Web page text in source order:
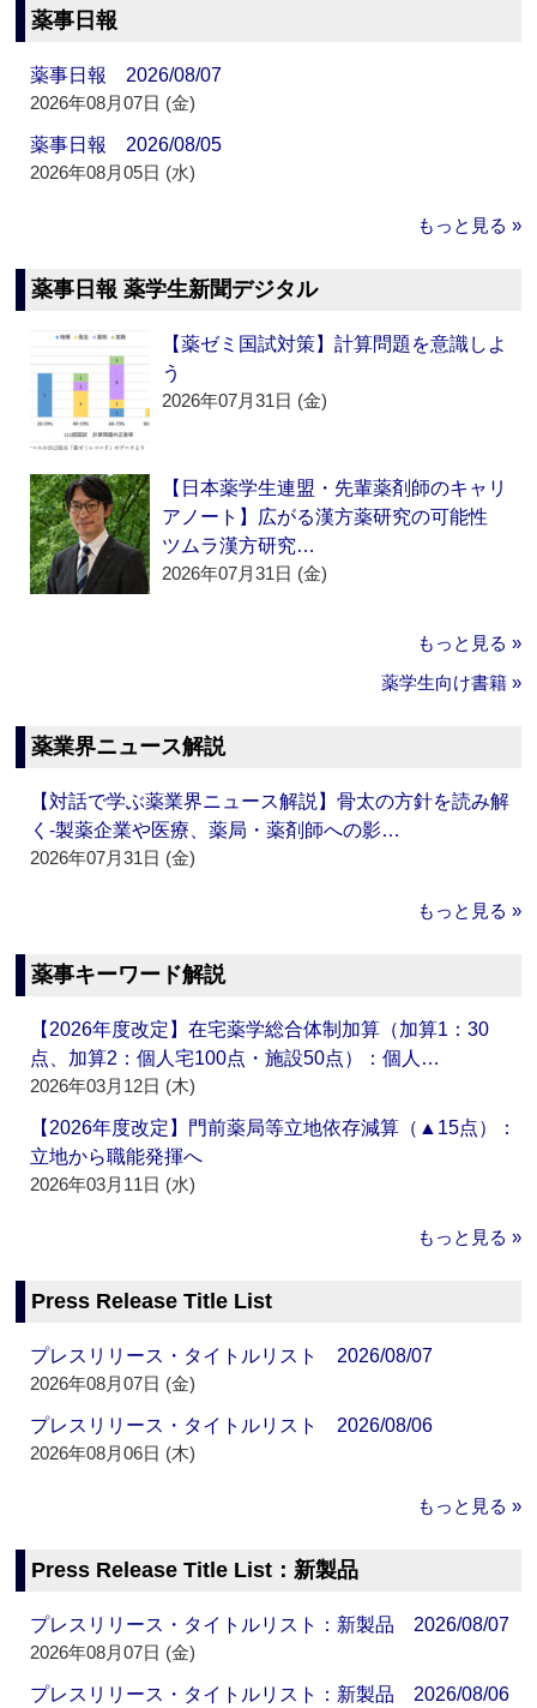
薬事日報
薬事日報 2026/08/07
2026年08月07日 (金)
薬事日報 2026/08/05
2026年08月05日 (水)
もっと見る »
薬事日報 薬学生新聞デジタル
【薬ゼミ国試対策】計算問題を意識しよ
う
2026年07月31日 (金)
【日本薬学生連盟・先輩薬剤師のキャリ
アノート】広がる漢方薬研究の可能性
ツムラ漢方研究…
2026年07月31日 (金)
もっと見る »
薬学生向け書籍 »
薬業界ニュース解説
【対話で学ぶ薬業界ニュース解説】骨太の方針を読み解
く‐製薬企業や医療、薬局・薬剤師への影…
2026年07月31日 (金)
もっと見る »
薬事キーワード解説
【2026年度改定】在宅薬学総合体制加算（加算1：30
点、加算2：個人宅100点・施設50点）：個人…
2026年03月12日 (木)
【2026年度改定】門前薬局等立地依存減算（▲15点）：
立地から職能発揮へ
2026年03月11日 (水)
もっと見る »
Press Release Title List
プレスリリース・タイトルリスト 2026/08/07
2026年08月07日 (金)
プレスリリース・タイトルリスト 2026/08/06
2026年08月06日 (木)
もっと見る »
Press Release Title List：新製品
プレスリリース・タイトルリスト：新製品 2026/08/07
2026年08月07日 (金)
プレスリリース・タイトルリスト：新製品 2026/08/06